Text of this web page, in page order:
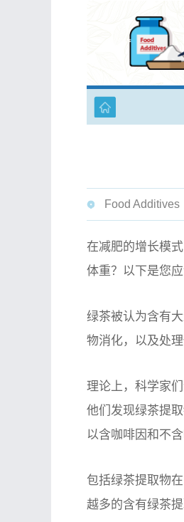
Food Additives
在减肥的增长模
体重？以下是您
绿茶被认为含有
物消化，以及处
理论上，科学家
他们发现绿茶提
以含咖啡因和不
包括绿茶提取物
越多的含有绿茶